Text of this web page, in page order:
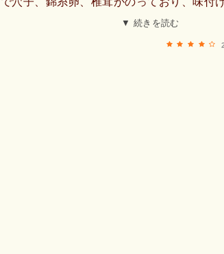
レで整えてありました。穴子がこのすし飯
▼ 続きを読む